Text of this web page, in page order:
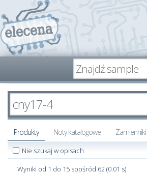
Produkty Noty katalogowe Zamienniki
Nie szukaj w opisach
Wyniki od 1 do 15 spośród 62 (0.01 s)